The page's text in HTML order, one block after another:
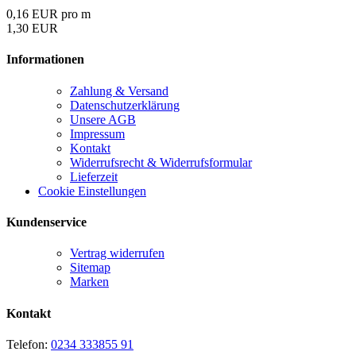
0,16 EUR pro m
1,30 EUR
Informationen
Zahlung & Versand
Datenschutzerklärung
Unsere AGB
Impressum
Kontakt
Widerrufsrecht & Widerrufsformular
Lieferzeit
Cookie Einstellungen
Kundenservice
Vertrag widerrufen
Sitemap
Marken
Kontakt
Telefon: 0234 333855 91